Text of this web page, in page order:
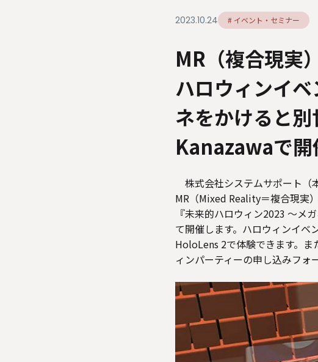
2023.10.24 # イベント・セミナー
MR（複合現実
ハロウィンイ
ネをかけると
Kanazawaで開
株式会社システムサポート（
MR（Mixed Reality＝複合現実
『未来的ハロウィン2023 ～メ
て開催します。ハロウィンイベ
HoloLens 2で体験できます。
ィンパーティーの申し込みフォ